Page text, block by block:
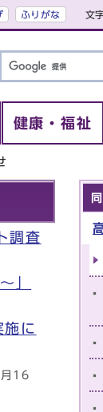
ふりがな 文
健康・福祉
調査
」
に
16